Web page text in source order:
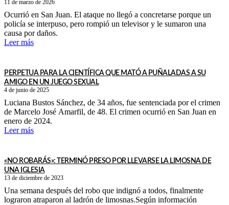
11 de marzo de 2026
Ocurrió en San Juan. El ataque no llegó a concretarse porque un
policía se interpuso, pero rompió un televisor y le sumaron una
causa por daños.
Leer más
PERPETUA PARA LA CIENTÍFICA QUE MATÓ A PUÑALADAS A SU
AMIGO EN UN JUEGO SEXUAL
4 de junio de 2025
Luciana Bustos Sánchez, de 34 años, fue sentenciada por el crimen
de Marcelo José Amarfil, de 48. El crimen ocurrió en San Juan en
enero de 2024.
Leer más
«NO ROBARÁS»: TERMINÓ PRESO POR LLEVARSE LA LIMOSNA DE
UNA IGLESIA
13 de diciembre de 2023
Una semana después del robo que indignó a todos, finalmente
lograron atraparon al ladrón de limosnas.Según información